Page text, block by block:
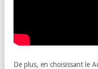
De plus, en choisissant le